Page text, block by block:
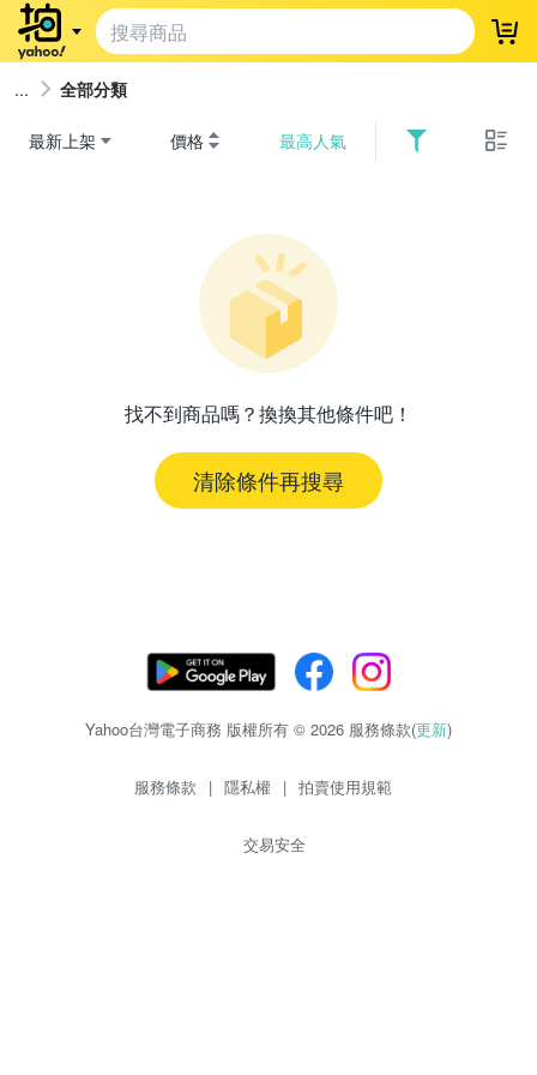
登
全部分類
最新上架 價格 最高人氣
找不到商品嗎？換換其他條件吧！
清除條件再搜尋
Yahoo台灣電子商務 版權所有 © 2026 服務條款(更新)
服務條款 | 隱私權 | 拍賣使用規範
交易安全